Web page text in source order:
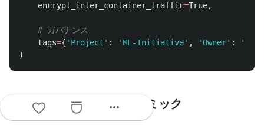
encrypt_inter_container_traffic=True,
tags={ ' Project ' : 'ML-Initiative' , 'Owner' : '
)
シナリオ3：研究・アカデミック
more_horiz